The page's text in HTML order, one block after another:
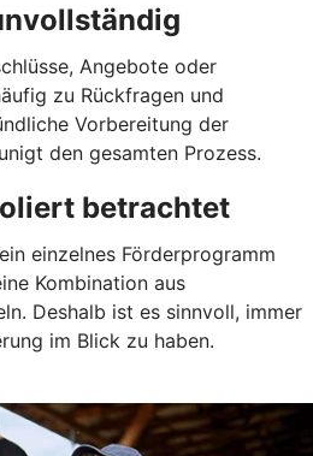
Angebote oder
zu Rückfragen und
Vorbereitung der
den gesamten Prozess.
betrachtet
einzelnes Förderprogramm
Kombination aus
Deshalb ist es sinnvoll, immer
im Blick zu haben.